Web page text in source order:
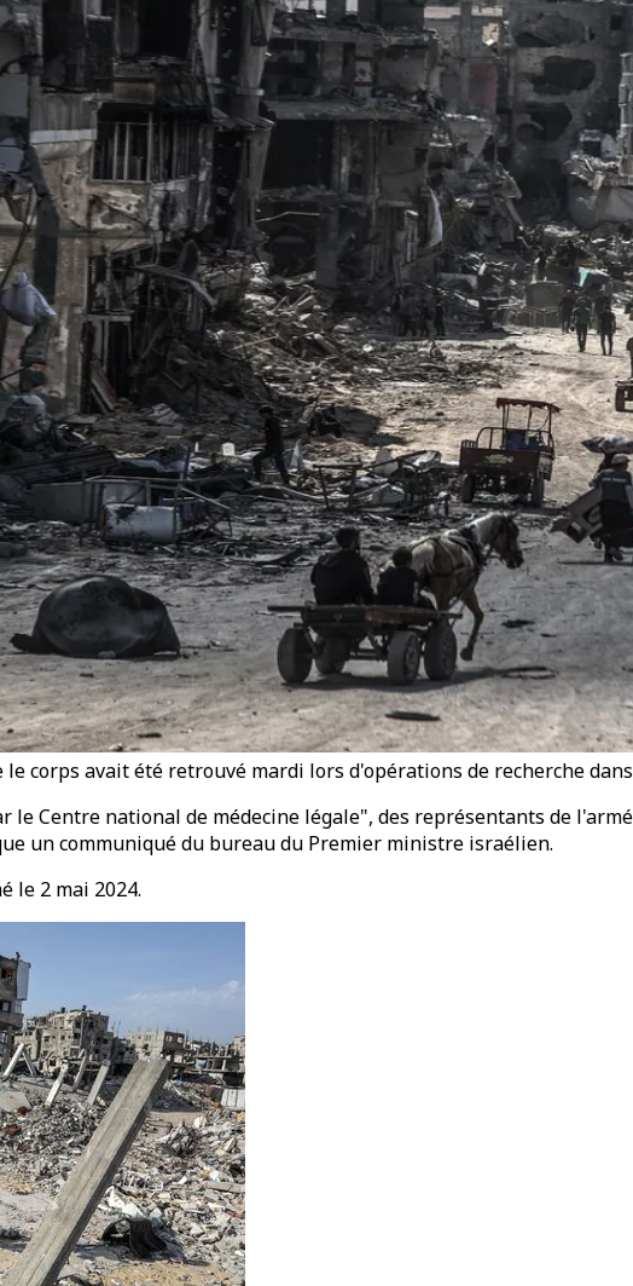
corps avait été retrouvé mardi lors d'opérations de recherche
le Centre national de médecine légale", des représentants de
un communiqué du bureau du Premier ministre israélien.
le 2 mai 2024.